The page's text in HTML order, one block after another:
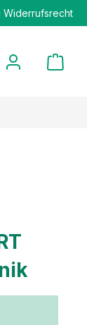
Widerrufsrecht